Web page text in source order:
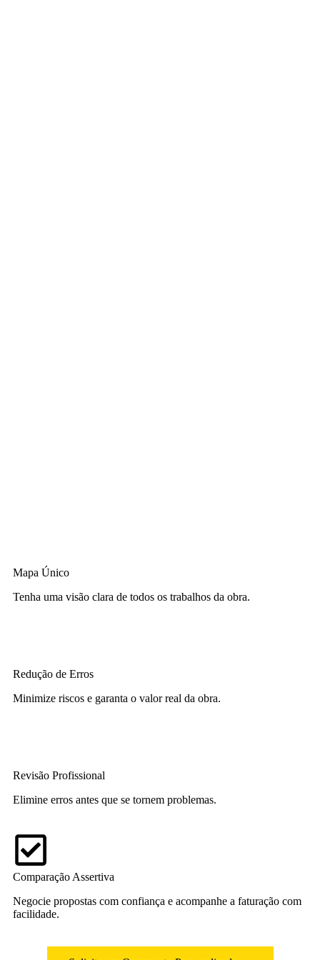
Mapa Único
Tenha uma visão clara de todos os trabalhos da obra.
Redução de Erros
Minimize riscos e garanta o valor real da obra.
Revisão Profissional
Elimine erros antes que se tornem problemas.
Comparação Assertiva
Negocie propostas com confiança e acompanhe a faturação com
facilidade.